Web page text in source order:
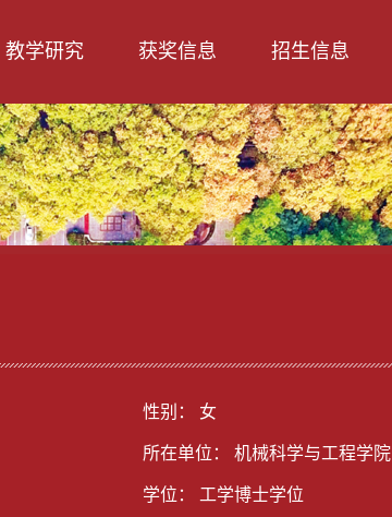
教学研究 获奖信息 招生信息
性别： 女
所在单位： 机械科学与工程学院
学位： 工学博士学位